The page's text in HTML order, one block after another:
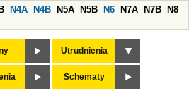
N4A N4B N5A N5B N6 N7A N7B
N8
Utrudnienia
Schematy